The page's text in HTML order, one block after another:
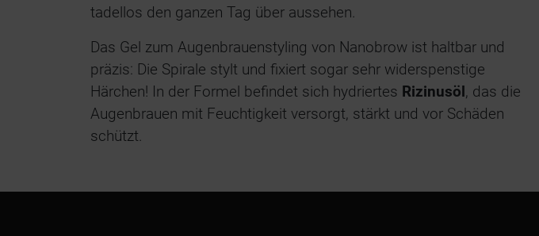
tadellos den ganzen Tag über aussehen.
Das Gel zum Augenbrauenstyling von Nanobrow ist haltbar und
präzis: Die Spirale stylt und fixiert sogar sehr widerspenstige
Härchen! In der Formel befindet sich hydriertes Rizinusöl, das die
Augenbrauen mit Feuchtigkeit versorgt, stärkt und vor Schäden
schützt.